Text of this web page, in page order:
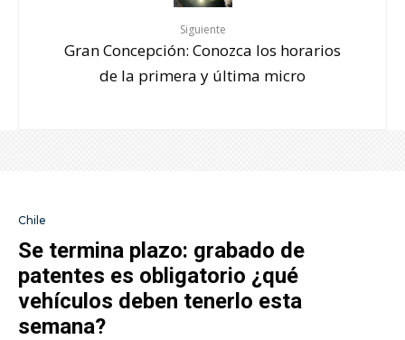
Siguiente
Gran Concepción: Conozca los horarios
de la primera y última micro
Chile
Se termina plazo: grabado de
patentes es obligatorio ¿qué
vehículos deben tenerlo esta
semana?